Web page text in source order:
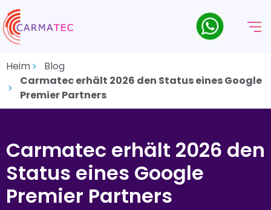
Heim
Blog
Carmatec erhält 2026 den Status eines Google
Premier Partners
Carmatec erhält 2026 den
Status eines Google
Premier Partners